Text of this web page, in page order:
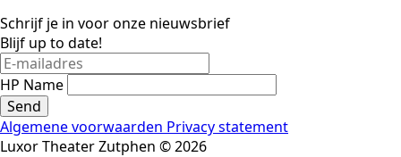
Schrijf je in voor onze nieuwsbrief
Blijf up to date!
HP Name
Send
Algemene voorwaarden Privacy statement
Luxor Theater Zutphen © 2026